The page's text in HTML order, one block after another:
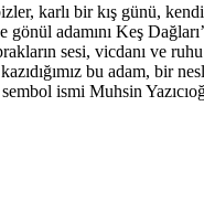
karlı bir kış günü,
gönül adamını Keş
sesi, vicdanı ve
bu adam, bir
ismi Muhsin